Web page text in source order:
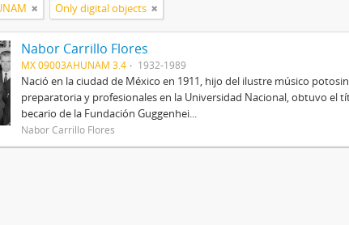
Only digital objects
Nabor Carrillo Flores
MX 09003AHUNAM 3.4 1932-1989
Nació en la ciudad de México en 1911, hijo del ilustre músico
preparatoria y profesionales en la Universidad Nacional, obtuvo el
becario de la Fundación Guggenhei...
Nabor Carrillo Flores